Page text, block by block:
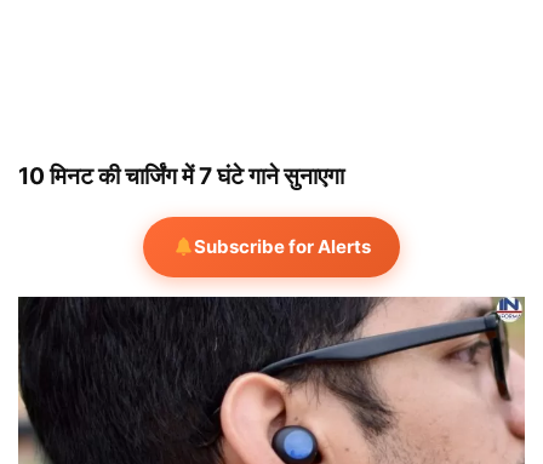
10 मिनट की चार्जिंग में 7 घंटे गाने सुनाएगा
Subscribe for Alerts